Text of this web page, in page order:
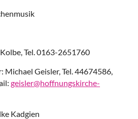
Tel. 0163-2651760
Michael Geisler, Tel. 44674586,
geisler@hoffnungskirche-
Kadgien